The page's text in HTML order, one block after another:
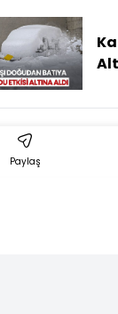
Paylaş